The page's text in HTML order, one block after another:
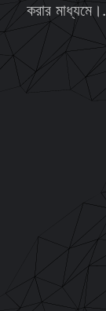
করার মাধ্যমে।.